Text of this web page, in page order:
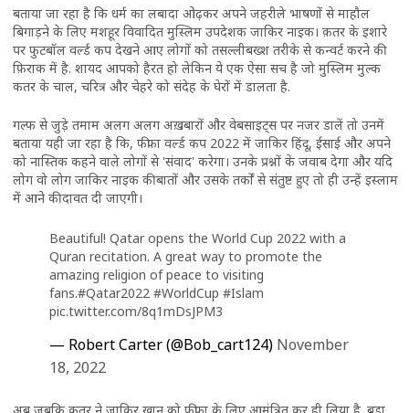
बताया जा रहा है कि धर्म का लबादा ओढ़कर अपने जहरीले भाषणों से माहौल
बिगाड़ने के लिए मशहूर विवादित मुस्लिम उपदेशक जाकिर नाइक। क़तर के इशारे
पर फुटबॉल वर्ल्ड कप देखने आए लोगों को तसल्लीबख्श तरीके से कन्वर्ट करने की
फ़िराक में है. शायद आपको हैरत हो लेकिन ये एक ऐसा सच है जो मुस्लिम मुल्क
कतर के चाल, चरित्र और चेहरे को संदेह के घेरों में डालता है.
गल्फ से जुड़े तमाम अलग अलग अख़बारों और वेबसाइट्स पर नजर डालें तो उनमें
बताया यही जा रहा है कि, फीफा वर्ल्ड कप 2022 में जाकिर हिंदू, ईसाई और अपने
को नास्तिक कहने वाले लोगों से 'संवाद' करेगा। उनके प्रश्नों के जवाब देगा और यदि
लोग वो लोग जाकिर नाइक की बातों और उसके तर्कों से संतुष्ट हुए तो ही उन्हें इस्लाम
में आने की दावत दी जाएगी।
Beautiful! Qatar opens the World Cup 2022 with a
Quran recitation. A great way to promote the
amazing religion of peace to visiting
fans.#Qatar2022 #WorldCup #Islam
pic.twitter.com/8q1mDsJPM3
— Robert Carter (@Bob_cart124) November
18, 2022